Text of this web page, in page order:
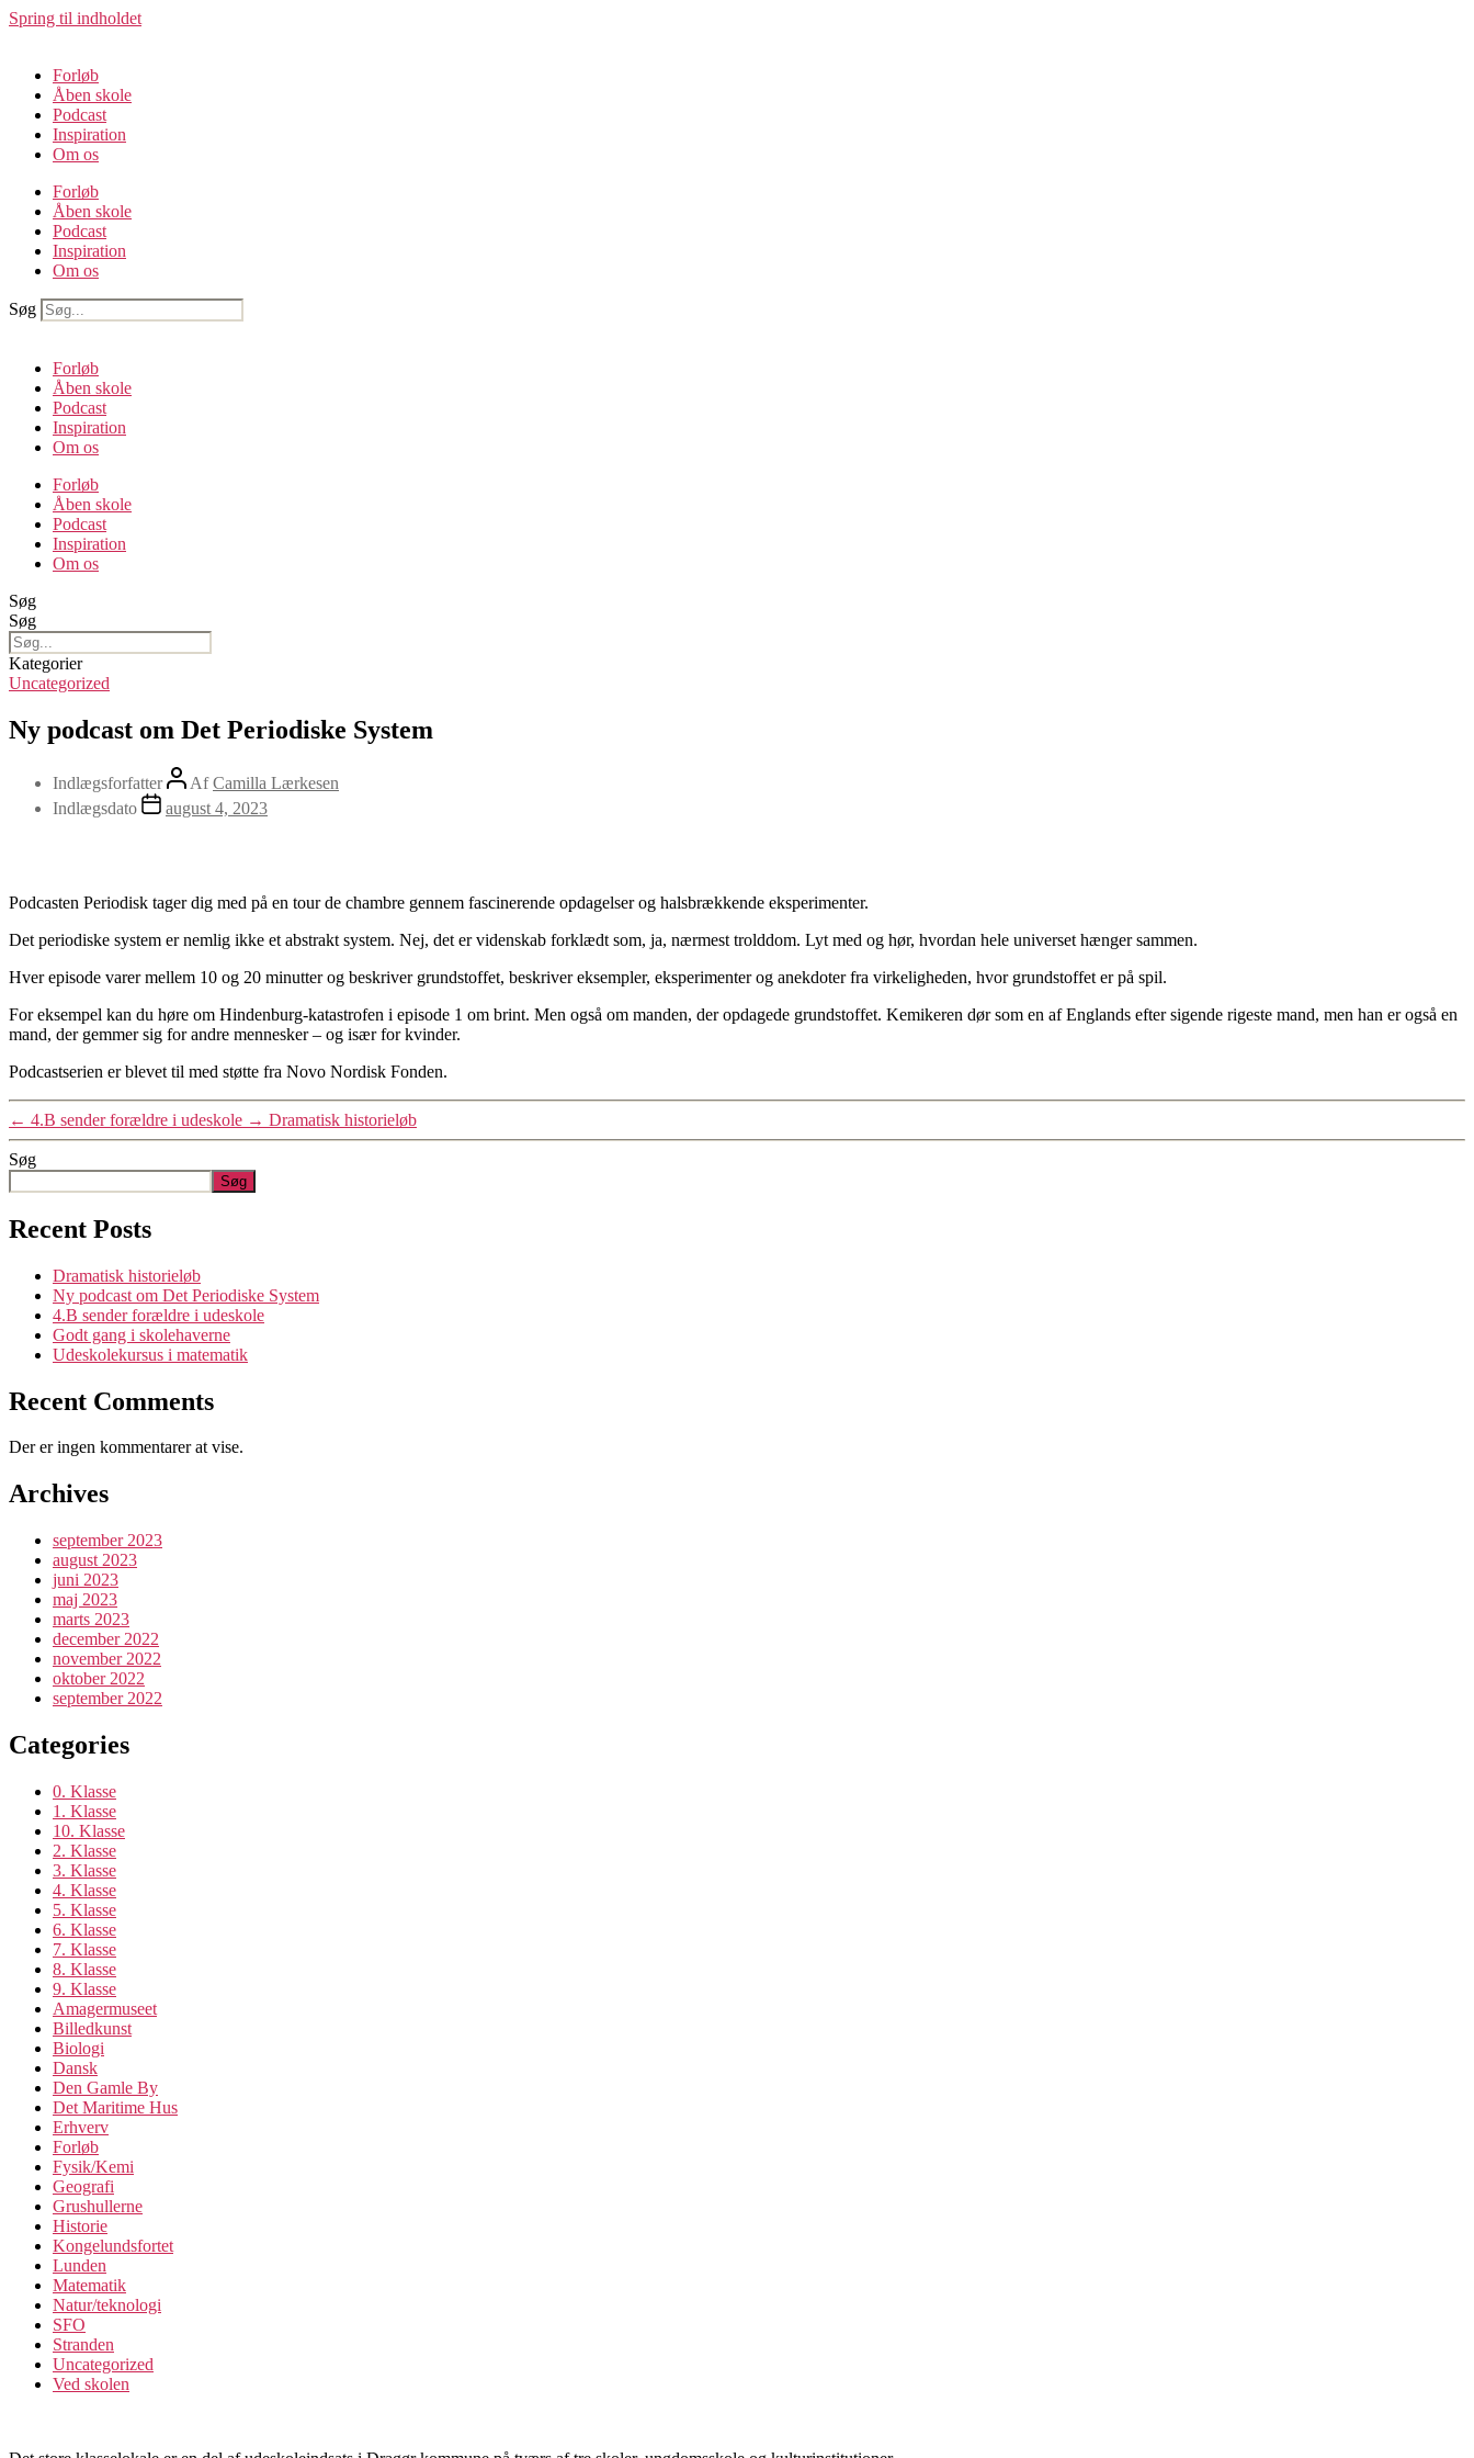
Spring til indholdet
Forløb
Åben skole
Podcast
Inspiration
Om os
Forløb
Åben skole
Podcast
Inspiration
Om os
Søg
Forløb
Åben skole
Podcast
Inspiration
Om os
Forløb
Åben skole
Podcast
Inspiration
Om os
Søg
Søg
Kategorier
Uncategorized
Ny podcast om Det Periodiske System
Indlægsforfatter AfCamilla Lærkesen
Indlægsdato
august 4, 2023
Podcasten Periodisk tager dig med på en tour de chambre gennem fascinerende opdagelser og halsbrækkende eksperimenter.
Det periodiske system er nemlig ikke et abstrakt system. Nej, det er videnskab forklædt som, ja, nærmest trolddom. Lyt med og hør, hvordan hele universet hænger sammen.
Hver episode varer mellem 10 og 20 minutter og beskriver grundstoffet, beskriver eksempler, eksperimenter og anekdoter fra virkeligheden, hvor grundstoffet er på spil.
For eksempel kan du høre om Hindenburg-katastrofen i episode 1 om brint. Men også om manden, der opdagede grundstoffet. Kemikeren dør som en af Englands efter sigende rigeste mand, men han er også en
mand, der gemmer sig for andre mennesker – og især for kvinder.
Podcastserien er blevet til med støtte fra Novo Nordisk Fonden.
← 4.B sender forældre i udeskole → Dramatisk historieløb
Søg
Søg
Recent Posts
Dramatisk historieløb
Ny podcast om Det Periodiske System
4.B sender forældre i udeskole
Godt gang i skolehaverne
Udeskolekursus i matematik
Recent Comments
Der er ingen kommentarer at vise.
Archives
september 2023
august 2023
juni 2023
maj 2023
marts 2023
december 2022
november 2022
oktober 2022
september 2022
Categories
0. Klasse
1. Klasse
10. Klasse
2. Klasse
3. Klasse
4. Klasse
5. Klasse
6. Klasse
7. Klasse
8. Klasse
9. Klasse
Amagermuseet
Billedkunst
Biologi
Dansk
Den Gamle By
Det Maritime Hus
Erhverv
Forløb
Fysik/Kemi
Geografi
Grushullerne
Historie
Kongelundsfortet
Lunden
Matematik
Natur/teknologi
SFO
Stranden
Uncategorized
Ved skolen